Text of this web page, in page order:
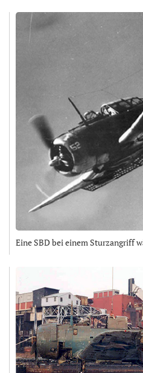
Eine SBD bei einem Sturzangriff